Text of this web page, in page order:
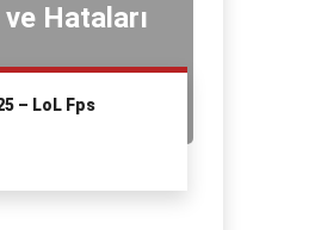
Hataları
– LoL Fps